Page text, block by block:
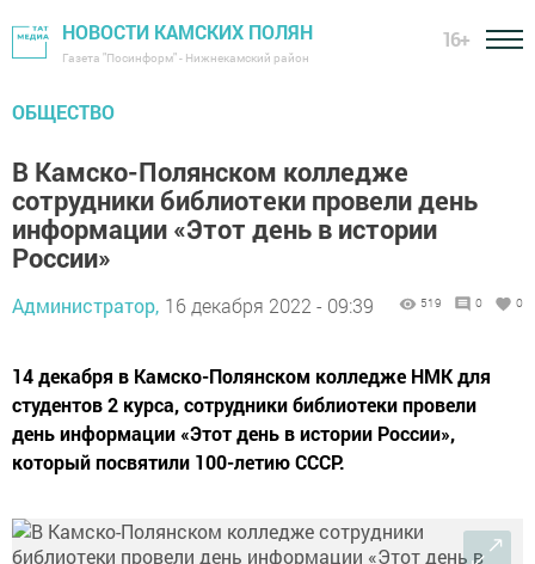
НОВОСТИ КАМСКИХ ПОЛЯН
Газета "Посинформ" - Нижнекамский район
16+
ОБЩЕСТВО
В Камско-Полянском колледже
сотрудники библиотеки провели день
информации «Этот день в истории
России»
Администратор, 16 декабря 2022 - 09:39 519 0 0
14 декабря в Камско-Полянском колледже НМК для
студентов 2 курса, сотрудники библиотеки провели
день информации «Этот день в истории России»,
который посвятили 100-летию СССР.